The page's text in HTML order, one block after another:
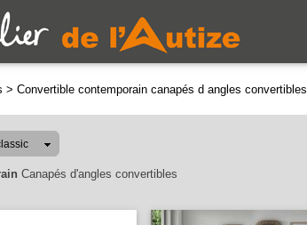
> Convertible contemporain canapés d angles convertibles
Canapés d'angles convertibles